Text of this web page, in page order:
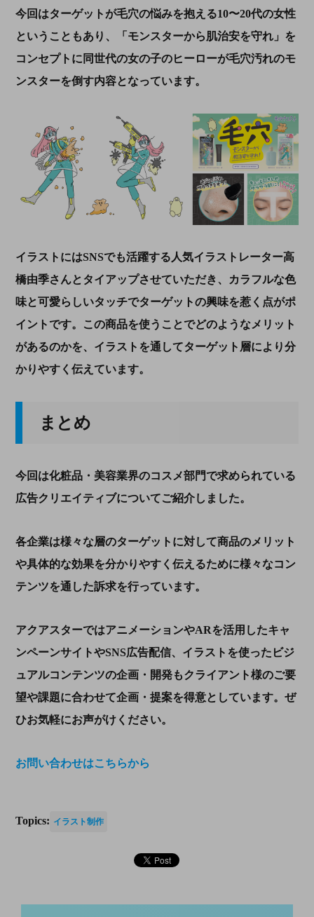
今回はターゲットが毛穴の悩みを抱える10〜20代の女性
ということもあり、「モンスターから肌治安を守れ」を
コンセプトに同世代の女の子のヒーローが毛穴汚れのモ
ンスターを倒す内容となっています。
イラストにはSNSでも活躍する人気イラストレーター高
橋由季さんとタイアップさせていただき、カラフルな色
味と可愛らしいタッチでターゲットの興味を惹く点がポ
イントです。この商品を使うことでどのようなメリット
があるのかを、イラストを通してターゲット層により分
かりやすく伝えています。
まとめ
今回は化粧品・美容業界のコスメ部門で求められている
広告クリエイティブについてご紹介しました。
各企業は様々な層のターゲットに対して商品のメリット
や具体的な効果を分かりやすく伝えるために様々なコン
テンツを通した訴求を行っています。
アクアスターではアニメーションやARを活用したキャ
ンペーンサイトやSNS広告配信、イラストを使ったビジ
ュアルコンテンツの企画・開発もクライアント様のご要
望や課題に合わせて企画・提案を得意としています。ぜ
ひお気軽にお声がけください。
お問い合わせはこちらから
Topics: イラスト制作